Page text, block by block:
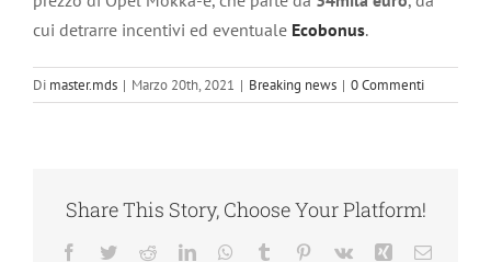
cui detrarre incentivi ed eventuale Ecobonus.
Di master.mds | Marzo 20th, 2021 | Breaking news | 0 Commenti
Share This Story, Choose Your Platform!
Facebook
TwitterRedditLinkedInWhatsApp
Tumblr Pinterest
Vk Xing Email